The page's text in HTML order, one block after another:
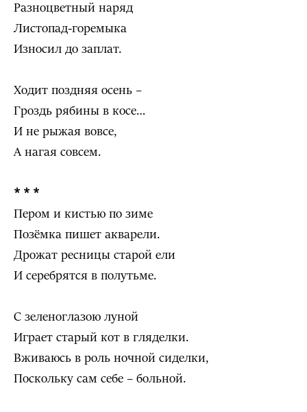
Разноцветный наряд
Листопад-горемыка
Износил до заплат.
Ходит поздняя осень –
Гроздь рябины в косе…
И не рыжая вовсе,
А нагая совсем.
* * *
Пером и кистью по зиме
Позёмка пишет акварели.
Дрожат ресницы старой ели
И серебрятся в полутьме.
С зеленоглазою луной
Играет старый кот в гляделки.
Вживаюсь в роль ночной сиделки,
Поскольку сам себе – больной.